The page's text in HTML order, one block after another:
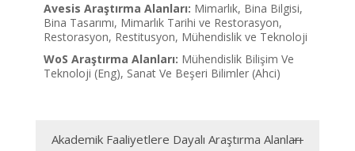
Avesis Araştırma Alanları: Mimarlık, Bina Bilgisi,
Bina Tasarımı, Mimarlık Tarihi ve Restorasyon,
Restorasyon, Restitusyon, Mühendislik ve Teknoloji
WoS Araştırma Alanları: Mühendislik Bilişim Ve
Teknoloji (Eng), Sanat Ve Beşeri Bilimler (Ahci)
Akademik Faaliyetlere Dayalı Araştırma Alanları